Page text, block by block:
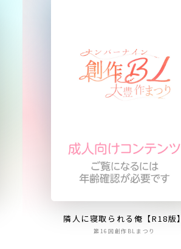
隣人に寝取られる俺【R18版】
第16回創作BLまつり